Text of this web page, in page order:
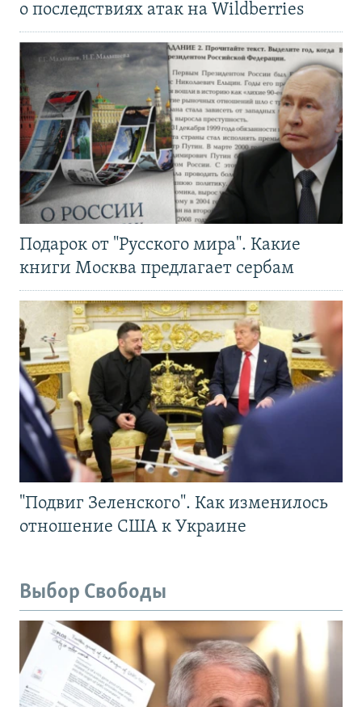
о последствиях атак на Wildberries
Подарок от "Русского мира". Какие
книги Москва предлагает сербам
"Подвиг Зеленского". Как изменилось
отношение США к Украине
Выбор Свободы